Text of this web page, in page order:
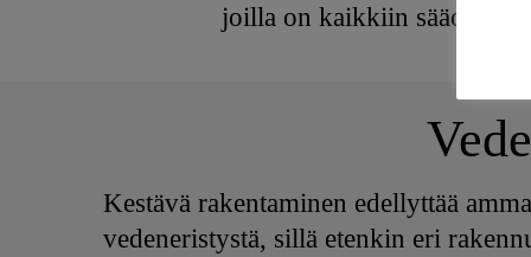
joilla on kaikkiin
Kestävä rakentaminen edellyttää
vedeneristystä, sillä etenkin eri